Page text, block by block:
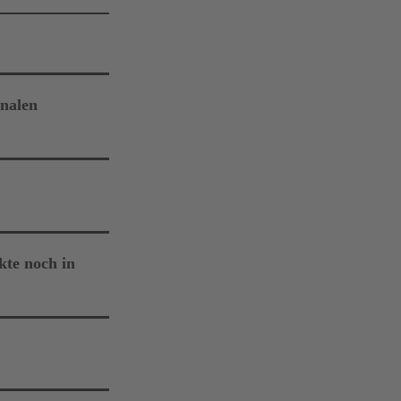
Hier gilt
noch in
dich